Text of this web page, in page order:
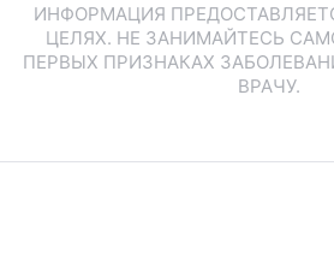
ИНФОРМАЦИЯ
ЦЕЛЯХ. НЕ ЗАНИМАЙТЕСЬ
ПЕРВЫХ ПРИЗНАКАХ
ВРАЧУ.